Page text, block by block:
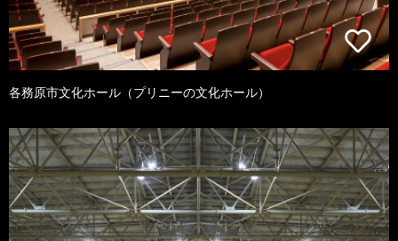
各務原市文化ホール（プリニーの文化ホール）